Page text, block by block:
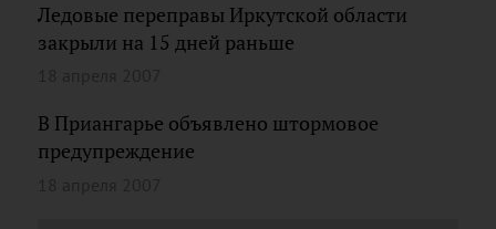
Ледовые переправы Иркутской области
закрыли на 15 дней раньше
В Приангарье объявлено штормовое
предупреждение